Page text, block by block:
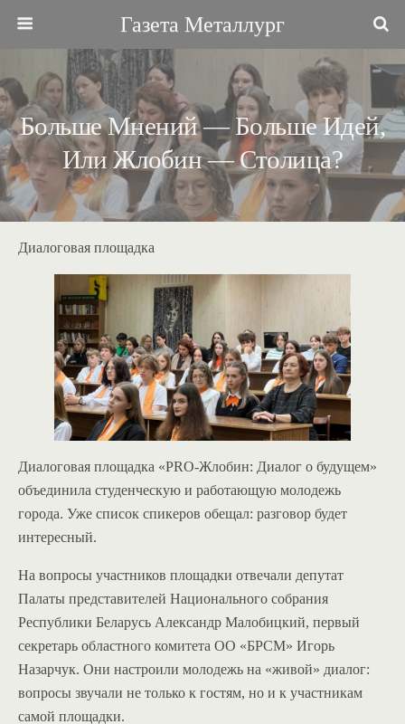
Газета Металлург
Больше Мнений — Больше Идей,
Или Жлобин — Столица?
Диалоговая площадка
Диалоговая площадка «PRO-Жлобин: Диалог о будущем»
объединила студенческую и работающую молодежь
города. Уже список спикеров обещал: разговор будет
интересный.
На вопросы участников площадки отвечали депутат
Палаты представителей Национального собрания
Республики Беларусь Александр Малобицкий, первый
секретарь областного комитета ОО «БРСМ» Игорь
Назарчук. Они настроили молодежь на «живой» диалог:
вопросы звучали не только к гостям, но и к участникам
самой площадки.